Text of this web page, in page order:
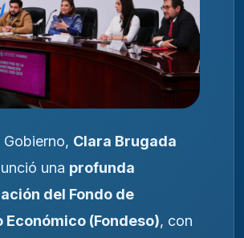
Clara Brugada
una profunda
del Fondo de
Económico (Fondeso), con